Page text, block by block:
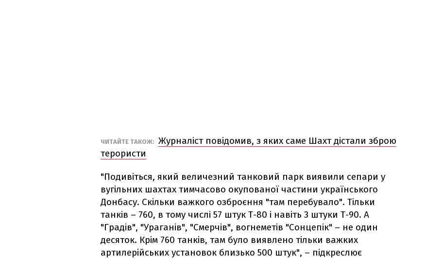
ЧИТАЙТЕ ТАКОЖ: Журналіст повідомив, з яких саме Шахт дістали зброю
терористи
"Подивіться, який величезний танковий парк виявили сепари у
вугільних шахтах тимчасово окупованої частини українського
Донбасу. Скільки важкого озброєння "там перебувало". Тільки
танків – 760, в тому числі 57 штук Т-80 і навіть 3 штуки Т-90. А
"Градів", "Ураганів", "Смерчів", вогнеметів "Сонцепік" – не один
десяток. Крім 760 танків, там було виявлено тільки важких
артилерійських установок близько 500 штук", – підкреслює